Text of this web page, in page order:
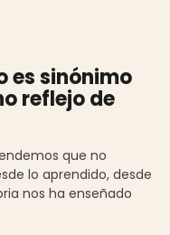
es sinónimo
reflejo de
que no
lo aprendido, desde
nos ha enseñado